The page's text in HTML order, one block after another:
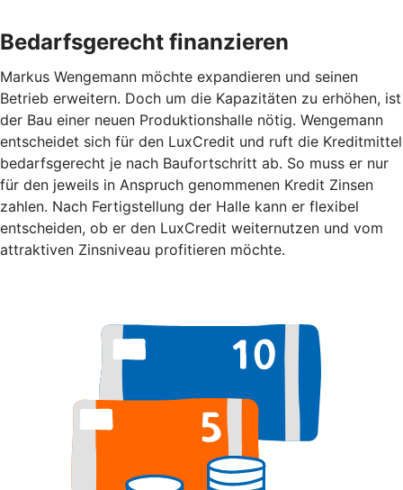
Bedarfsgerecht finanzieren
Markus Wengemann möchte expandieren und seinen
Betrieb erweitern. Doch um die Kapazitäten zu erhöhen, ist
der Bau einer neuen Produktionshalle nötig. Wengemann
entscheidet sich für den LuxCredit und ruft die Kreditmittel
bedarfsgerecht je nach Baufortschritt ab. So muss er nur
für den jeweils in Anspruch genommenen Kredit Zinsen
zahlen. Nach Fertigstellung der Halle kann er flexibel
entscheiden, ob er den LuxCredit weiternutzen und vom
attraktiven Zinsniveau profitieren möchte.